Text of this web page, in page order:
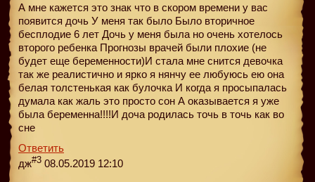
А мне кажется это знак что в скором времени у вас
появится дочь У меня так было Было вторичное
бесплодие 6 лет Дочь у меня была но очень хотелось
второго ребенка Прогнозы врачей были плохие (не
будет еще беременности)И стала мне снится девочка
так же реалистично и ярко я нянчу ее любуюсь ею она
белая толстенькая как булочка И когда я просыпалась
думала как жаль это просто сон А оказывается я уже
была беременна!!!!И доча родилась точь в точь как во
сне
Ответить
дж#3 08.05.2019 12:10